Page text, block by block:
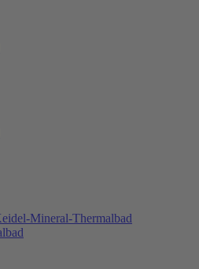
Mineral-Thermalbad